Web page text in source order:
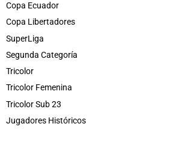
Copa Ecuador
Copa Libertadores
SuperLiga
Segunda Categoría
Tricolor
Tricolor Femenina
Tricolor Sub 23
Jugadores Históricos